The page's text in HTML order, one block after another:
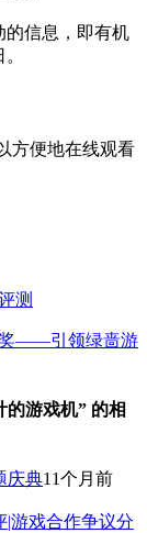
的信息，即有机
方便地在线观看
测
奖——引领绿啬游
游戏机” 的相
庆典11个月前
|游戏合作争议分